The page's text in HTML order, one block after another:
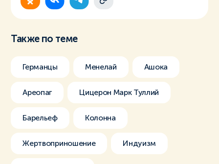
Также по теме
Германцы Менелай Ашока
Ареопаг Цицерон Марк Туллий
Барельеф Колонна
Жертвоприношение Индуизм